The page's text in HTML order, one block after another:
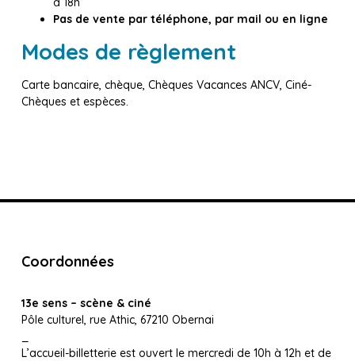
Pas de vente par téléphone, par mail ou en ligne
Modes de règlement
Carte bancaire, chèque, Chèques Vacances ANCV, Ciné-
Chèques et espèces.
Coordonnées
13e sens – scène & ciné
Pôle culturel, rue Athic, 67210 Obernai
L’accueil-billetterie est ouvert le mercredi de 10h à 12h et de